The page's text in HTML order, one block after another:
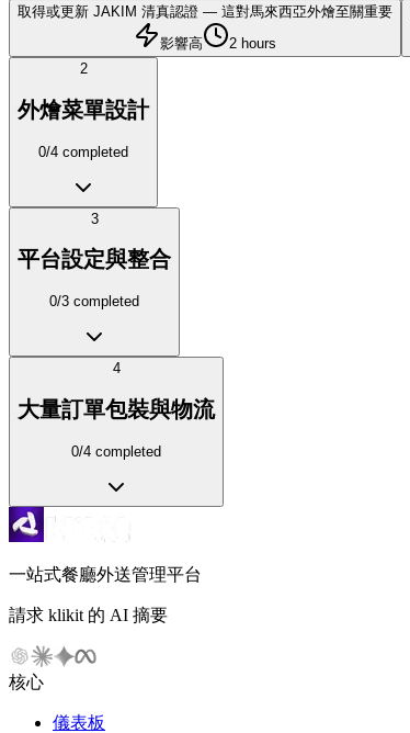
取得或更新 JAKIM 清真認證 — 這對馬來西亞外燴至關重要
影響高
2 hours
2
外燴菜單設計
0/4 completed
3
平台設定與整合
0/3 completed
4
大量訂單包裝與物流
0/4 completed
一站式餐廳外送管理平台
請求 klikit 的 AI 摘要
核心
儀表板